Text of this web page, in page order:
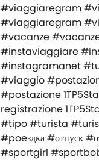
#viaggiaregram
#viaggiaregram
#vacanze
#instaviaggiare
#instagramanet
#viaggio
#postazione
registrazione
#tipo #turista
#poeздка #отпуск
#sportgirl